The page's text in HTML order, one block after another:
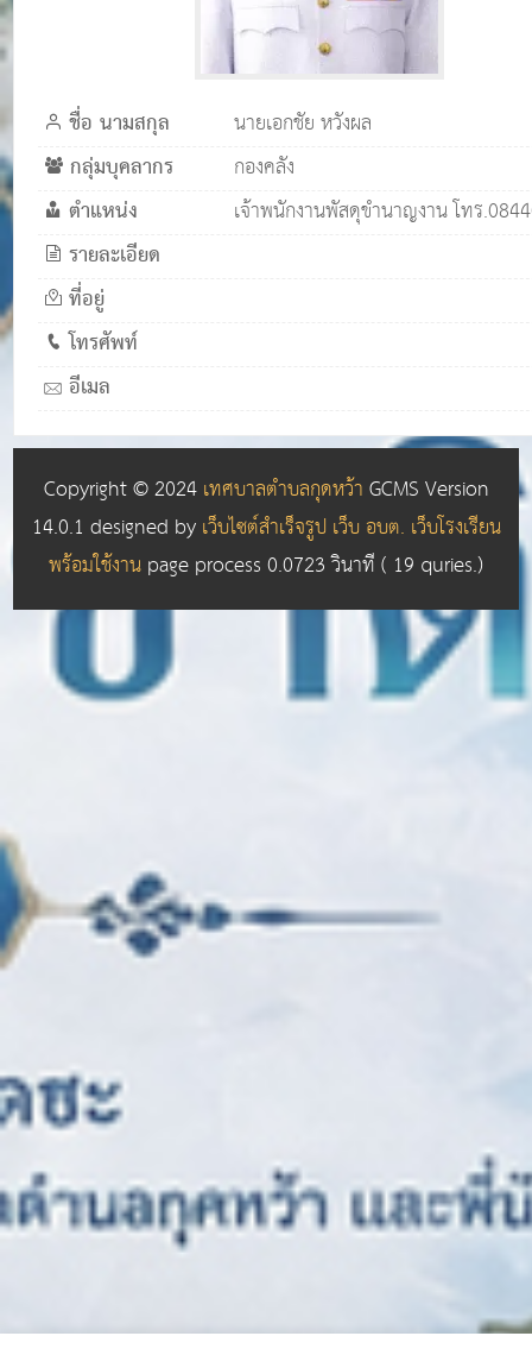
ชื่อ นามสกุล นายเอกชัย หวังผล
กลุ่มบุคลากร กองคลัง
ตำแหน่ง เจ้าพนักงานพัสดุขำนาญงาน โทร
รายละเอียด
ที่อยู่
โทรศัพท์
อีเมล
Copyright © 2024เทศบาลตำบลกุดหว้าGCMS Version
14.0.1 designed byเว็บไซต์สำเร็จรูป เว็บ อบต. เว็บโรงเรียน
พร้อมใช้งานpage process0.0723วินาที ( 19 quries.)